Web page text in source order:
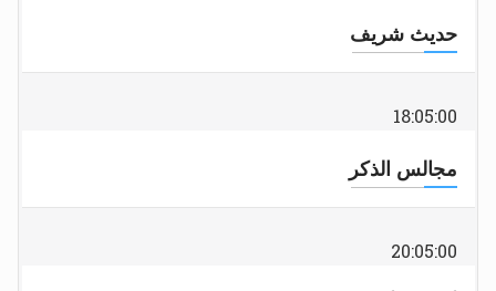
حديث شريف
18:05:00
مجالس الذكر
20:05:00